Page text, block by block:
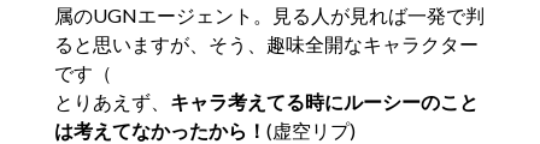
属のUGNエージェント。見る人が見れば一発で判
ると思いますが、そう、趣味全開なキャラクター
です（
とりあえず、 キャラ考えてる時にルーシーのこと
は考えてなかったから！ (虚空リプ)